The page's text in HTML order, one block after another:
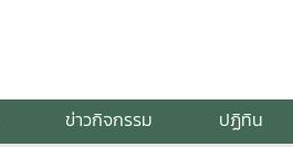
ข่าวกิจกรรม ปฏิทิน